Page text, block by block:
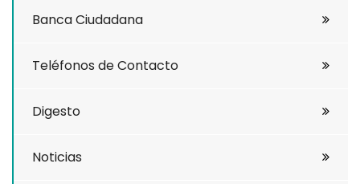
Banca Ciudadana
Teléfonos de Contacto
Digesto
Noticias